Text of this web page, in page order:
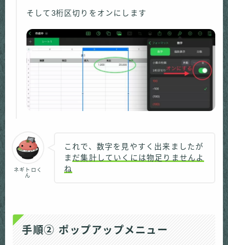
そして3桁区切りをオンにします
ネギトロく
ん
これで、数字を見やすく出来ましたが
ま だ集計していくには物足りませんよ
ね
手順② ポップアップメニュー